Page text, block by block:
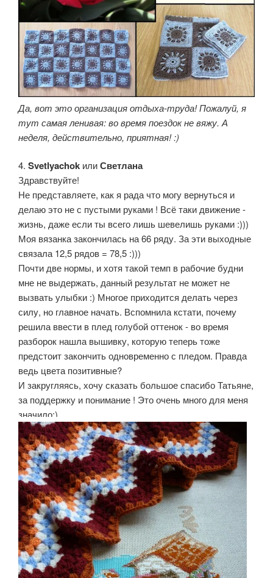
Да, вот это организация отдыха-труда! Пожалуй, я
тут самая ленивая: во время поездок не вяжу. А
неделя, действительно, приятная! :)
4. Svetlyachok илиСветлана
Здравствуйте!
Не представляете, как я рада что могу вернуться и
делаю это не с пустыми руками ! Всё таки движение -
жизнь, даже если ты всего лишь шевелишь руками :)))
Моя вязанка закончилась на 66 ряду. За эти выходные
связала 12,5 рядов = 78,5 :)))
Почти две нормы, и хотя такой темп в рабочие будни
мне не выдержать, данный результат не может не
вызвать улыбки :) Многое приходится делать через
силу, но главное начать. Вспомнила кстати, почему
решила ввести в плед голубой оттенок - во время
разборок нашла вышивку, которую теперь тоже
предстоит закончить одновременно с пледом. Правда
ведь цвета позитивные?
И закругляясь, хочу сказать большое спасибо Татьяне,
за поддержку и понимание ! Это очень много для меня
значило:)